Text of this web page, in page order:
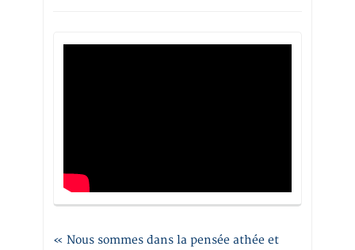
« Nous sommes dans la pensée athée et